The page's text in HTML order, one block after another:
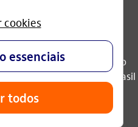
100, Torre Olavo
04344-902 - São Paulo -
do Conglomerado
do Banco Central do Brasil
e realizar operações nos